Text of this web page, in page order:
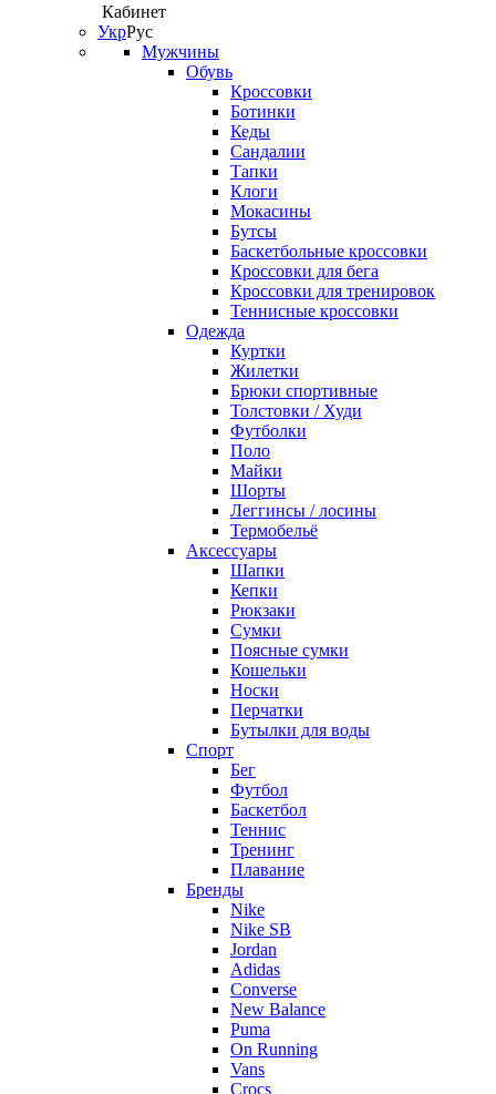
Кабинет
УкрРус
Мужчины
Обувь
Кроссовки
Ботинки
Кеды
Сандалии
Тапки
Клоги
Мокасины
Бутсы
Баскетбольные кроссовки
Кроссовки для бега
Кроссовки для тренировок
Теннисные кроссовки
Одежда
Куртки
Жилетки
Брюки спортивные
Толстовки / Худи
Футболки
Поло
Майки
Шорты
Леггинсы / лосины
Термобельё
Аксессуары
Шапки
Кепки
Рюкзаки
Сумки
Поясные сумки
Кошельки
Носки
Перчатки
Бутылки для воды
Спорт
Бег
Футбол
Баскетбол
Теннис
Тренинг
Плавание
Бренды
Nike
Nike SB
Jordan
Adidas
Converse
New Balance
Puma
On Running
Vans
Crocs